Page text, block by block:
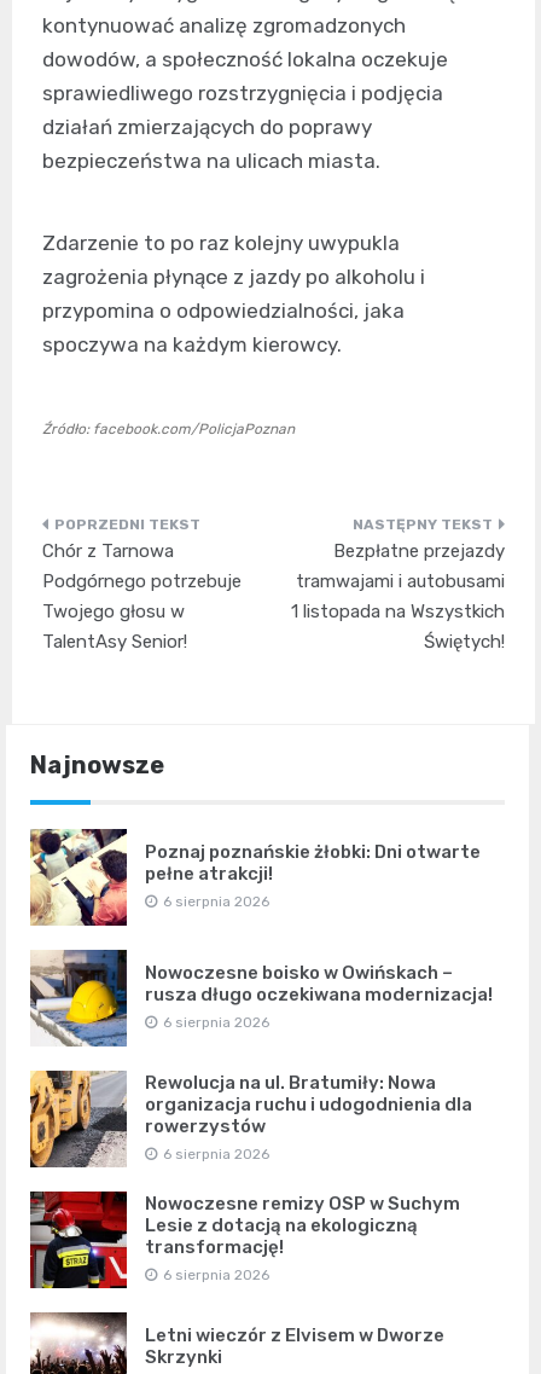
kontynuować analizę zgromadzonych
dowodów, a społeczność lokalna oczekuje
sprawiedliwego rozstrzygnięcia i podjęcia
działań zmierzających do poprawy
bezpieczeństwa na ulicach miasta.
Zdarzenie to po raz kolejny uwypukla
zagrożenia płynące z jazdy po alkoholu i
przypomina o odpowiedzialności, jaka
spoczywa na każdym kierowcy.
Źródło: facebook.com/PolicjaPoznan
Nawigacja
wpisu
Chór z Tarnowa
Podgórnego potrzebuje
Twojego głosu w
TalentAsy Senior!
Bezpłatne przejazdy
tramwajami i autobusami
1 listopada na Wszystkich
Świętych!
Najnowsze
Poznaj poznańskie żłobki: Dni otwarte
pełne atrakcji!
6 sierpnia 2026
Nowoczesne boisko w Owińskach –
rusza długo oczekiwana modernizacja!
6 sierpnia 2026
Rewolucja na ul. Bratumiły: Nowa
organizacja ruchu i udogodnienia dla
rowerzystów
6 sierpnia 2026
Nowoczesne remizy OSP w Suchym
Lesie z dotacją na ekologiczną
transformację!
6 sierpnia 2026
Letni wieczór z Elvisem w Dworze
Skrzynki